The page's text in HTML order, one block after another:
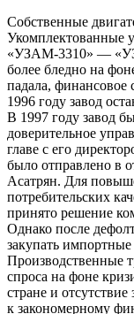
Собственные
Укомплектованные
«УЗАМ-3310» —
более бледно на
падала, финансовое
1996 году завод
В 1997 году завод
доверительное
главе с его
было отправлено в
Асатрян. Для
потребительских
принято решение
Однако после
закупать
Производственные
спроса на фоне
стране и
к закономерному